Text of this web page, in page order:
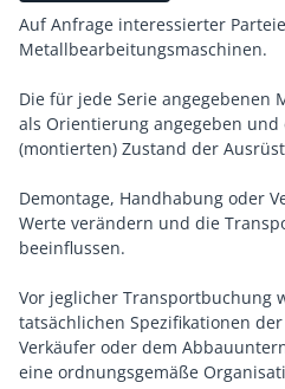
Auf Anfrage interessierter
Metallbearbeitungsmaschinen.
Die für jede Serie angegebenen
als Orientierung angegeben
(montierten) Zustand der
Demontage, Handhabung oder
Werte verändern und die
beeinflussen.
Vor jeglicher Transportbuchung
tatsächlichen Spezifikationen
Verkäufer oder dem
eine ordnungsgemäße